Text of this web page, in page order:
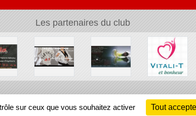
Les partenaires du club
sur ceux que vous souhaitez activer Tout